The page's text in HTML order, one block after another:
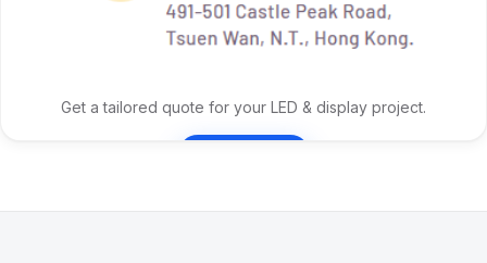
Get a tailored quote for your LED & display project.